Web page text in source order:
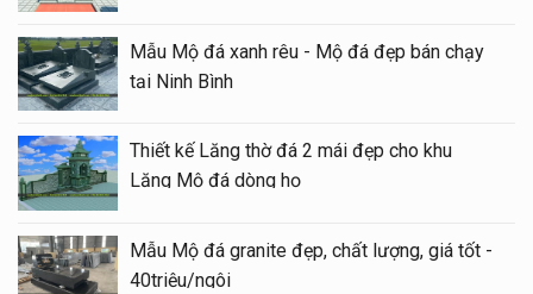
Mẫu Mộ đá xanh rêu - Mộ đá đẹp bán chạy
tại Ninh Bình
Thiết kế Lăng thờ đá 2 mái đẹp cho khu
Lăng Mộ đá dòng họ
Mẫu Mộ đá granite đẹp, chất lượng, giá tốt -
40triệu/ngôi